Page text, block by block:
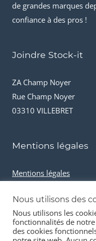
de grandes marques
confiance à des pros !
Joindre Stock-it
ZA Champ Noyer
Rue Champ Noyer
03310 VILLEBRET
Mentions légales
Mentions légales
Cookies et données
Nous utilisons des
Nous utilisons les
fonctionnalités de
des cookies